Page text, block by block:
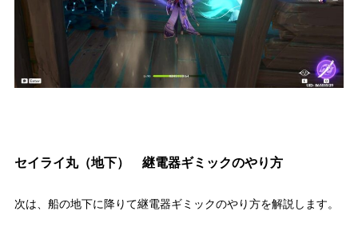
セイライ丸（地下） 継電器ギミックのやり方
次は、船の地下に降りて継電器ギミックのやり方を解説します。